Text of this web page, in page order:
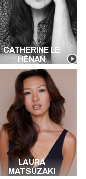
CATHERINE LE
HÉNAN
LAURA
MATSUZAKI